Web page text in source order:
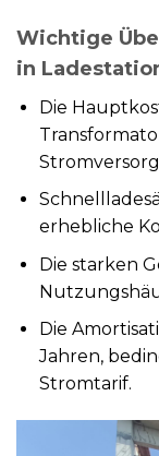
Wichtige
in
Die
erhebliche
Die starken
Die
Jahren,
Stromtarif.